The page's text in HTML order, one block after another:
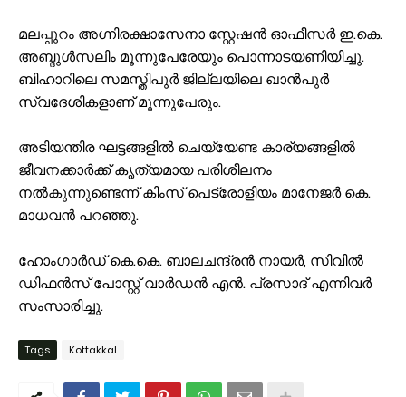
മലപ്പുറം അഗ്നിരക്ഷാസേനാ സ്റ്റേഷൻ ഓഫീസർ ഇ.കെ.
അബ്ദുൾസലിം മൂന്നുപേരേയും പൊന്നാടയണിയിച്ചു.
ബിഹാറിലെ സമസ്തിപുർ ജില്ലയിലെ ഖാൻപുർ
സ്വദേശികളാണ് മൂന്നുപേരും.
അടിയന്തിര ഘട്ടങ്ങളിൽ ചെയ്യേണ്ട കാര്യങ്ങളിൽ
ജീവനക്കാർക്ക് കൃത്യമായ പരിശീലനം
നൽകുന്നുണ്ടെന്ന് കിംസ് പെട്രോളിയം മാനേജർ കെ.
മാധവൻ പറഞ്ഞു.
ഹോംഗാർഡ് കെ.കെ. ബാലചന്ദ്രൻ നായർ, സിവിൽ
ഡിഫൻസ് പോസ്റ്റ് വാർഡൻ എൻ. പ്രസാദ് എന്നിവർ
സംസാരിച്ചു.
Tags Kottakkal